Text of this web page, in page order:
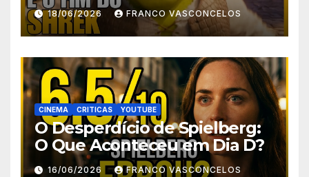
18/06/2026 FRANCO VASCONCELOS
CINEMA CRITICAS YOUTUBE
O Desperdício de Spielberg:
O Que Aconteceu em Dia D?
16/06/2026 FRANCO VASCONCELOS